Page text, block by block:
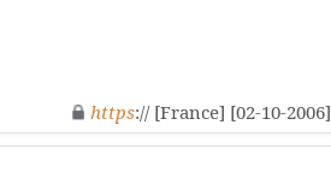
https:// [France] [02-10-2006]